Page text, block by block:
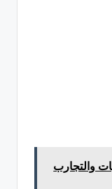
الفعاليات والتجارب